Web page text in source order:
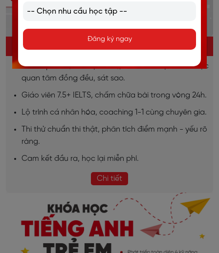
Sĩ số lớp nhỏ (7-10 học viên), đảm bảo học viên được
quan tâm đồng đều, sát sao.
Giáo viên 7.5+ IELTS, chấm chữa bài trong vòng 24h.
Lộ trình cá nhân hóa, coaching 1-1 cùng chuyên gia.
Thi thử chuẩn thi thật, phân tích điểm mạnh - yếu rõ
ràng.
Cam kết đầu ra, học lại miễn phí.
Chi tiết
Đăng ký ngay